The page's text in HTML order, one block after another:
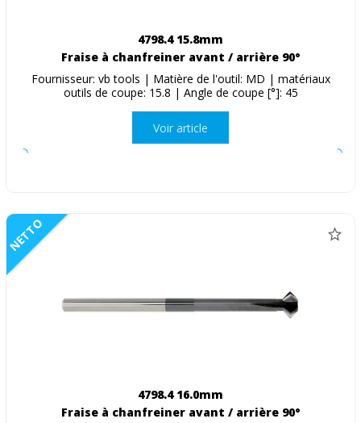
4798.4 15.8mm
Fraise à chanfreiner avant / arrière 90°
Fournisseur: vb tools | Matière de l'outil: MD | matériaux
outils de coupe: 15.8 | Angle de coupe [°]: 45
Voir article
NETTO
4798.4 16.0mm
Fraise à chanfreiner avant / arrière 90°